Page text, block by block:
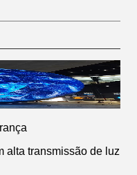
alta transmissão de luz